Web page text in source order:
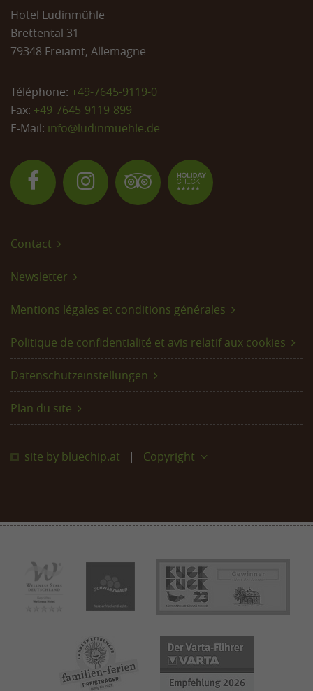
Hotel Ludinmühle
Brettental 31
79348 Freiamt, Allemagne
Téléphone: +49-7645-9119-0
Fax: +49-7645-9119-899
E-Mail: info@ludinmuehle.de
Contact
Newsletter
Mentions légales et conditions générales
Politique de confidentialité et avis relatif aux cookies
Datenschutzeinstellungen
Plan du site
site by bluechip.at Copyright